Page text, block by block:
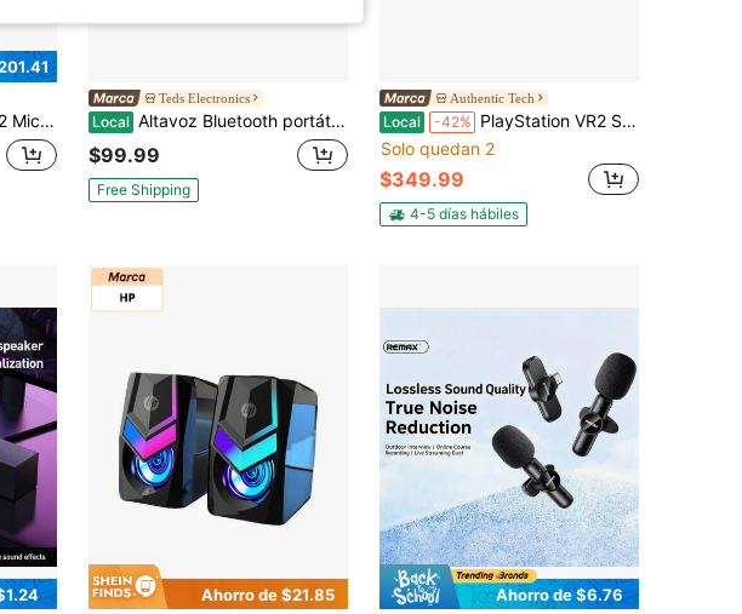
Integración perfecta en el ecosistema
Teds Electronics
Local Altavoz Bluetooth portátil y resistente al agua JBL Flip 7 (Azul)
$99.99
Free Shipping
Authentic Tech
Local -42% PlayStation VR2 Sony reacondicionado - Paquete Horizon Call Of The Mountain - Blanco (Juego no incluido)
Solo quedan 2
$349.99
4-5 días hábiles
Ahorro de $21.85 Ahorro de $6.76